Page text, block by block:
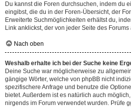
Du kannst die Foren durchsuchen, indem du
eingibst, die du in der Foren-Übersicht, der
Erweiterte Suchmöglichkeiten erhältst du,
Link anklickst, der von jeder Seite des
Nach oben
Weshalb erhalte ich bei der Suche keine
Deine Suche war möglicherweise zu
gängige Wörter, welche von phpBB nicht
spezifischere Anfrage und benutze die
bietet. Außerdem ist es natürlich auch
nirgends im Forum verwendet wurden. Prüfe